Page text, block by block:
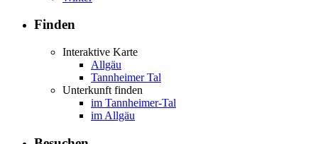
Finden
Interaktive Karte
Allgäu
Tannheimer Tal
Unterkunft finden
im Tannheimer-Tal
im Allgäu